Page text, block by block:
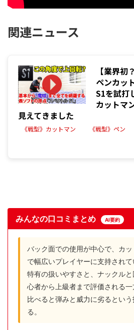
関連ニュース
【業界
ペンカッ
S1を試打
カットマ
見えてきました
《戦型》カットマン 《戦型》ペン
みんなの口コミまとめ AI要約
バック面での使用が中心で、カ
で幅広いプレイヤーに支持され
特有の扱いやすさと、ナックル
心者から上級者まで評価される
比べると弾みと威力に劣るとい
る。